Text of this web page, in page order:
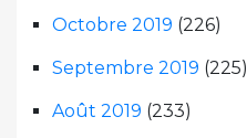
Octobre 2019 (226)
Septembre 2019 (225)
Août 2019 (233)